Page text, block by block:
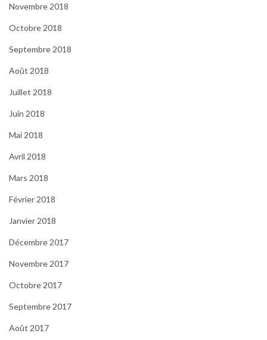
Novembre 2018
Octobre 2018
Septembre 2018
Août 2018
Juillet 2018
Juin 2018
Mai 2018
Avril 2018
Mars 2018
Février 2018
Janvier 2018
Décembre 2017
Novembre 2017
Octobre 2017
Septembre 2017
Août 2017